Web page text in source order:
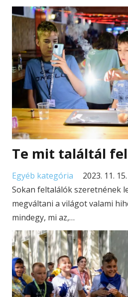
Te mit találtál fel
Egyéb kategória
2023. 11. 15.
Sokan feltalálók szeretnének
megváltani a világot valami
mindegy, mi az,…